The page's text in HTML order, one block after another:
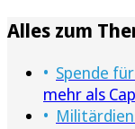
Alles zum
Spende
mehr als